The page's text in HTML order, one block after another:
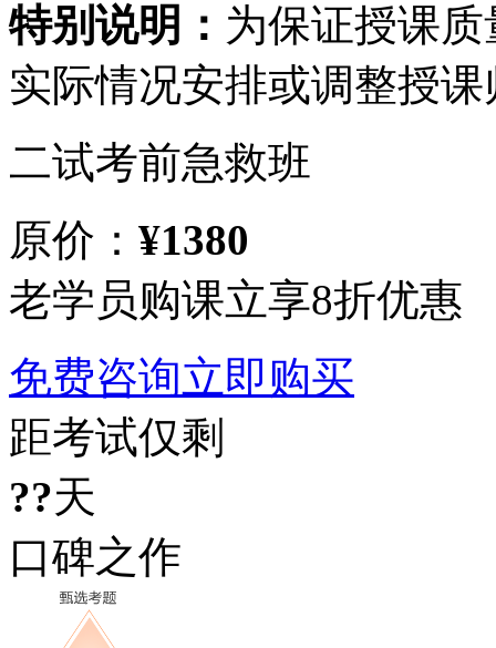
特别说明： 为保证授课
实际情况安排或调整授
二试考前急救班
原价： ¥1380
老学员购课立享8折优惠
免费咨询立即购买
距考试仅剩
??天
口碑之作